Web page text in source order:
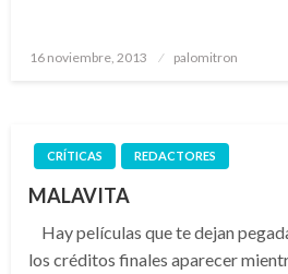
Publicado
16 noviembre, 2013 palomitron
CRÍTICAS REDACTORES
MALAVITA
Hay películas que te dejan
los créditos finales aparecer